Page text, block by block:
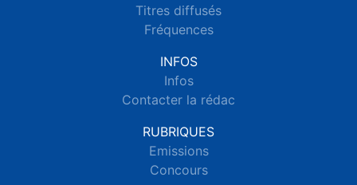
Titres diffusés
Fréquences
INFOS
Infos
Contacter la rédac
RUBRIQUES
Emissions
Concours